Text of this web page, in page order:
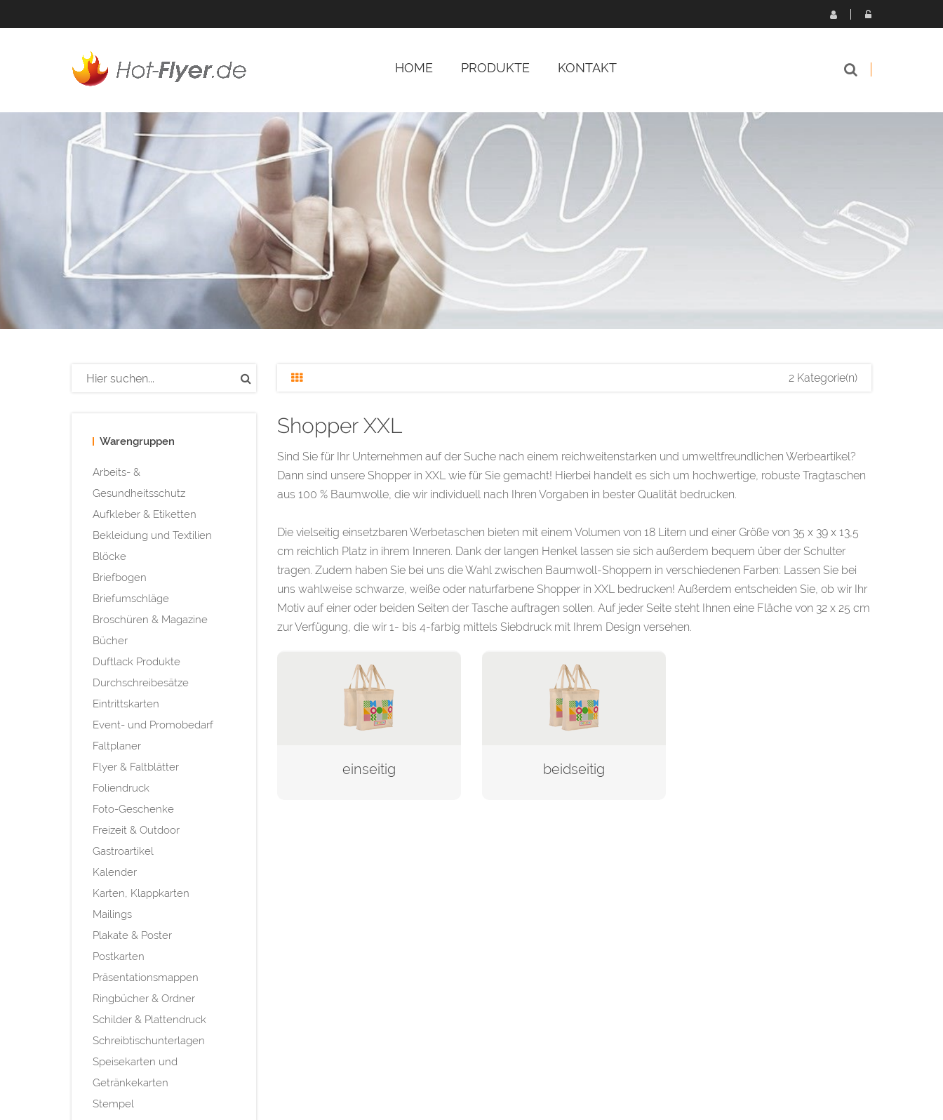
HOME PRODUKTE KONTAKT
Warengruppen
Arbeits- &
Gesundheitsschutz
Aufkleber & Etiketten
Bekleidung und Textilien
Blöcke
Briefbogen
Briefumschläge
Broschüren & Magazine
Bücher
Duftlack Produkte
Durchschreibesätze
Eintrittskarten
Event- und Promobedarf
Faltplaner
Flyer & Faltblätter
Foliendruck
Foto-Geschenke
Freizeit & Outdoor
Gastroartikel
Kalender
Karten, Klappkarten
Mailings
Plakate & Poster
Postkarten
Präsentationsmappen
Ringbücher & Ordner
Schilder & Plattendruck
Schreibtischunterlagen
Speisekarten und
Getränkekarten
Stempel
2 Kategorie(n)
Shopper XXL
Sind Sie für Ihr Unternehmen auf der Suche nach einem reichweitenstarken und umweltfreundlichen Werbeartikel?
Dann sind unsere Shopper in XXL wie für Sie gemacht! Hierbei handelt es sich um hochwertige, robuste Tragtaschen
aus 100 % Baumwolle, die wir individuell nach Ihren Vorgaben in bester Qualität bedrucken.
Die vielseitig einsetzbaren Werbetaschen bieten mit einem Volumen von 18 Litern und einer Größe von 35 x 39 x 13,5
cm reichlich Platz in ihrem Inneren. Dank der langen Henkel lassen sie sich außerdem bequem über der Schulter
tragen. Zudem haben Sie bei uns die Wahl zwischen Baumwoll-Shoppern in verschiedenen Farben: Lassen Sie bei
uns wahlweise schwarze, weiße oder naturfarbene Shopper in XXL bedrucken! Außerdem entscheiden Sie, ob wir Ihr
Motiv auf einer oder beiden Seiten der Tasche auftragen sollen. Auf jeder Seite steht Ihnen eine Fläche von 32 x 25 cm
zur Verfügung, die wir 1- bis 4-farbig mittels Siebdruck mit Ihrem Design versehen.
einseitig beidseitig